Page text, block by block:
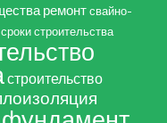
ремонт свайно-
сроки строительства
строительство